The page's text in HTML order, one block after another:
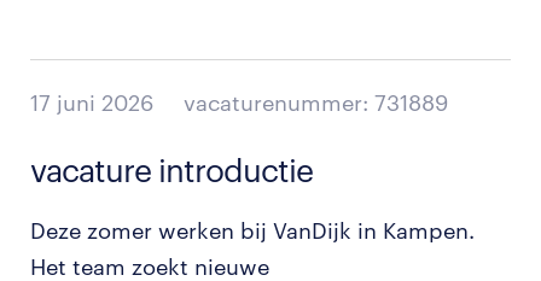
17 juni 2026 vacaturenummer: 731889
vacature introductie
Deze zomer werken bij VanDijk in Kampen.
Het team zoekt nieuwe